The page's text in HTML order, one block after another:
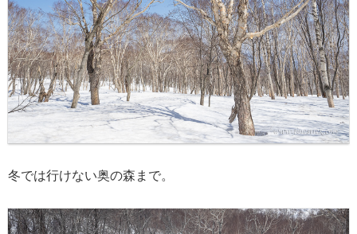
冬では行けない奥の森まで。